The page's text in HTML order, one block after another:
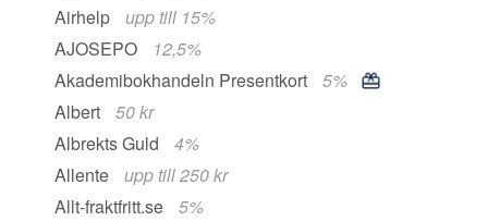
Airhelp
upp till 15%
AJOSEPO
12,5%
Akademibokhandeln Presentkort
5%
Albert
50 kr
Albrekts Guld
4%
Allente
upp till 250 kr
Allt-fraktfritt.se
5%